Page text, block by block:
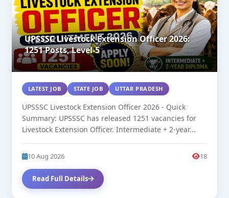
UPSSSC Livestock Extension Officer 2026:
1251 Posts, Level-5
LATEST JOB STATE JOB UTTAR PRADESH
UPSSSC Livestock Extension Officer 2026 - Quick
Summary: UPSSSC has released 1251 vacancies for
Livestock Extension Officer. Intermediate + 2-year...
10 Aug 2026 18
Read Full Details